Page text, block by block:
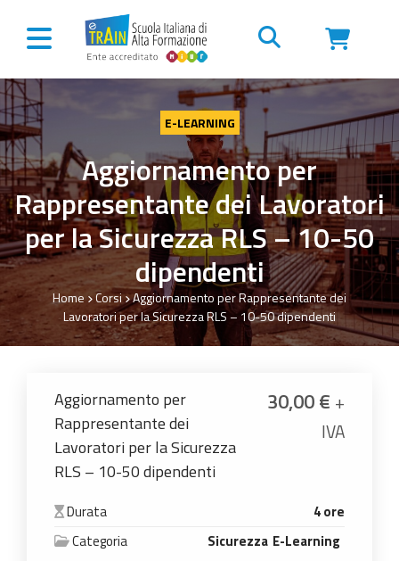
Vai al contenuto
E-LEARNING
Aggiornamento per
Rappresentante dei Lavoratori
per la Sicurezza RLS – 10-50
dipendenti
Home Corsi Aggiornamento per Rappresentante dei
Lavoratori per la Sicurezza RLS – 10-50 dipendenti
Aggiornamento per
Rappresentante dei
Lavoratori per la Sicurezza
RLS – 10-50 dipendenti
30,00€ +
IVA
Durata
4 ore
Categoria
Sicurezza E-Learning